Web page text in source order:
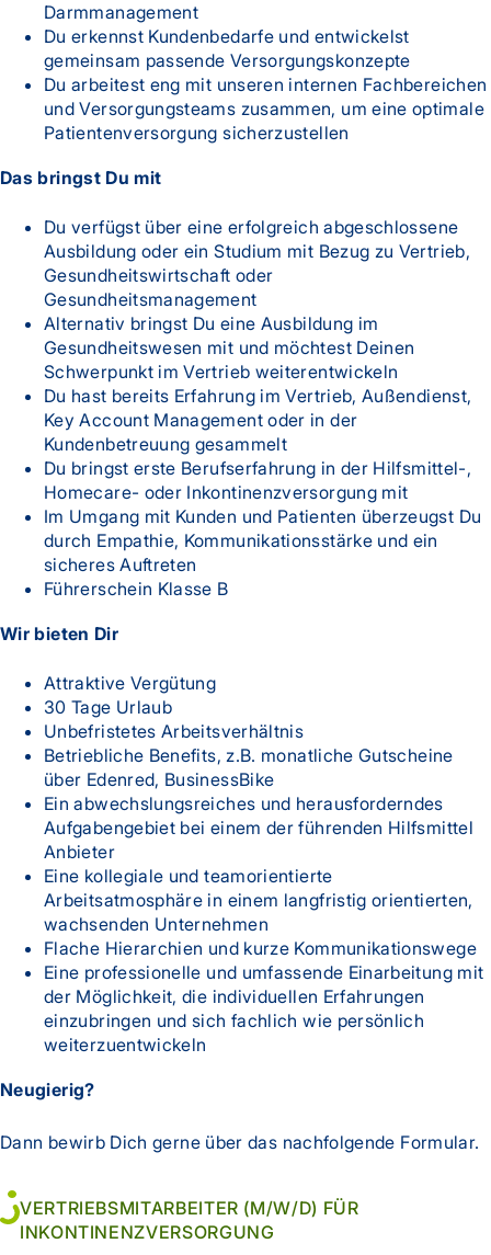
Darmmanagement
Du erkennst Kundenbedarfe und entwickelst
gemeinsam passende Versorgungskonzepte
Du arbeitest eng mit unseren internen Fachbereichen
und Versorgungsteams zusammen, um eine optimale
Patientenversorgung sicherzustellen
Das bringst Du mit
Du verfügst über eine erfolgreich abgeschlossene
Ausbildung oder ein Studium mit Bezug zu Vertrieb,
Gesundheitswirtschaft oder
Gesundheitsmanagement
Alternativ bringst Du eine Ausbildung im
Gesundheitswesen mit und möchtest Deinen
Schwerpunkt im Vertrieb weiterentwickeln
Du hast bereits Erfahrung im Vertrieb, Außendienst,
Key Account Management oder in der
Kundenbetreuung gesammelt
Du bringst erste Berufserfahrung in der Hilfsmittel-,
Homecare- oder Inkontinenzversorgung mit
Im Umgang mit Kunden und Patienten überzeugst Du
durch Empathie, Kommunikationsstärke und ein
sicheres Auftreten
Führerschein Klasse B
Wir bieten Dir
Attraktive Vergütung
30 Tage Urlaub
Unbefristetes Arbeitsverhältnis
Betriebliche Benefits, z.B. monatliche Gutscheine
über Edenred, BusinessBike
Ein abwechslungsreiches und herausforderndes
Aufgabengebiet bei einem der führenden Hilfsmittel
Anbieter
Eine kollegiale und teamorientierte
Arbeitsatmosphäre in einem langfristig orientierten,
wachsenden Unternehmen
Flache Hierarchien und kurze Kommunikationswege
Eine professionelle und umfassende Einarbeitung mit
der Möglichkeit, die individuellen Erfahrungen
einzubringen und sich fachlich wie persönlich
weiterzuentwickeln
Neugierig?
Dann bewirb Dich gerne über das nachfolgende Formular.
VERTRIEBSMITARBEITER (M/W/D) FÜR
INKONTINENZVERSORGUNG